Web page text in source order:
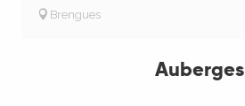
Brengues
Auberges